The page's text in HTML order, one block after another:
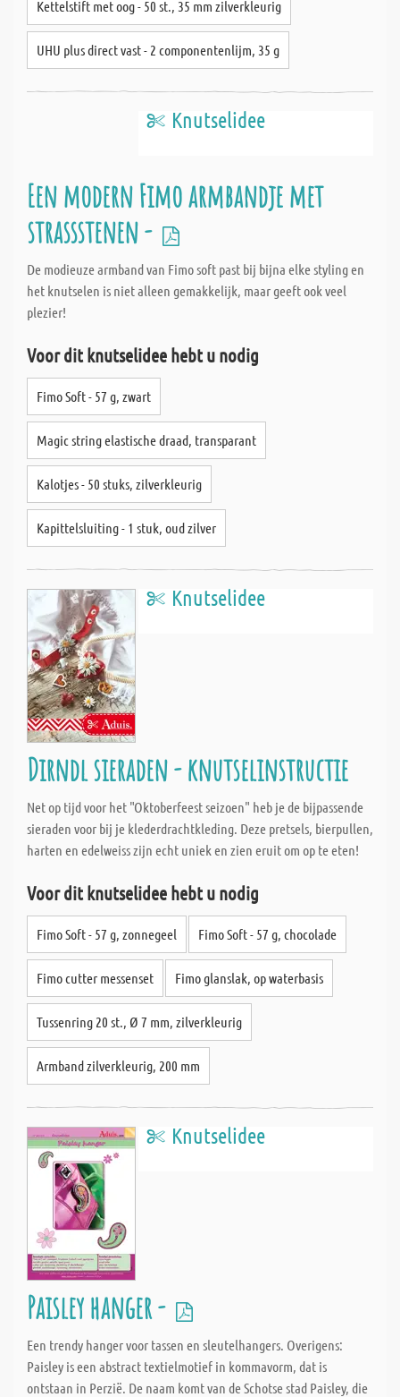
Kettelstift met oog - 50 st., 35 mm zilverkleurig
UHU plus direct vast - 2 componentenlijm, 35 g
Knutselidee
Een modern Fimo armbandje met
strassstenen -
De modieuze armband van Fimo soft past bij bijna elke styling en
het knutselen is niet alleen gemakkelijk, maar geeft ook veel
plezier!
Voor dit knutselidee hebt u nodig
Fimo Soft - 57 g, zwart
Magic string elastische draad, transparant
Kalotjes - 50 stuks, zilverkleurig
Kapittelsluiting - 1 stuk, oud zilver
Knutselidee
Dirndl sieraden - knutselinstructie
Net op tijd voor het "Oktoberfeest seizoen" heb je de bijpassende
sieraden voor bij je klederdrachtkleding. Deze pretsels, bierpullen,
harten en edelweiss zijn echt uniek en zien eruit om op te eten!
Voor dit knutselidee hebt u nodig
Fimo Soft - 57 g, zonnegeel Fimo Soft - 57 g, chocolade
Fimo cutter messenset Fimo glanslak, op waterbasis
Tussenring 20 st., Ø 7 mm, zilverkleurig
Armband zilverkleurig, 200 mm
Knutselidee
Paisley hanger -
Een trendy hanger voor tassen en sleutelhangers. Overigens:
Paisley is een abstract textielmotief in kommavorm, dat is
ontstaan in Perzië. De naam komt van de Schotse stad Paisley, die